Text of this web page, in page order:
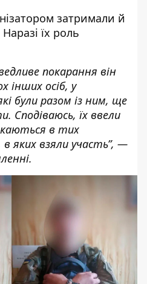
затримали й
їх роль
покарання він
інших осіб, у
були разом із ним, ще
Сподіваюсь, їх ввели
в тих
яких взяли участь”, —